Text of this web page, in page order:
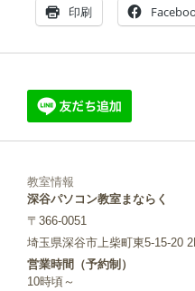
印刷
教室情報
深谷パソコン教室まならく
〒366-0051
埼玉県深谷市上柴町東5-15-20
営業時間（予約制）
10時頃～